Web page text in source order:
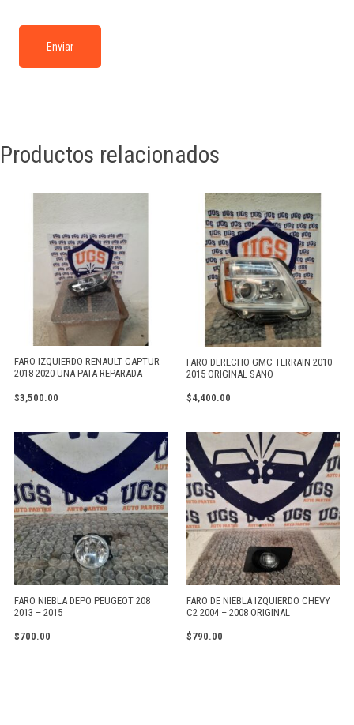
Productos relacionados
FARO IZQUIERDO RENAULT CAPTUR
2018 2020 UNA PATA REPARADA
$3,500.00
FARO DERECHO GMC TERRAIN 2010
2015 ORIGINAL SANO
$4,400.00
FARO NIEBLA DEPO PEUGEOT 208
2013 – 2015
$700.00
FARO DE NIEBLA IZQUIERDO CHEVY
C2 2004 – 2008 ORIGINAL
$790.00